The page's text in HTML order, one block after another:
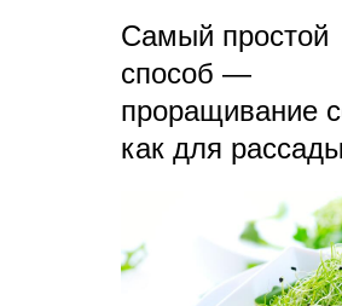
Самый простой
способ —
проращивание
как для рассады